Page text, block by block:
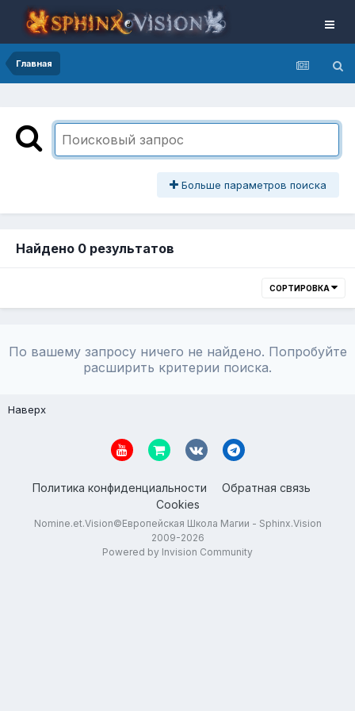
Главная
Больше параметров поиска
Найдено 0 результатов
СОРТИРОВКА
По вашему запросу ничего не найдено. Попробуйте
расширить критерии поиска.
Наверх
Политика конфиденциальности
Обратная связь
Cookies
Nomine.et.Vision©Европейская Школа Магии - Sphinx.Vision
2009-2026
Powered by Invision Community